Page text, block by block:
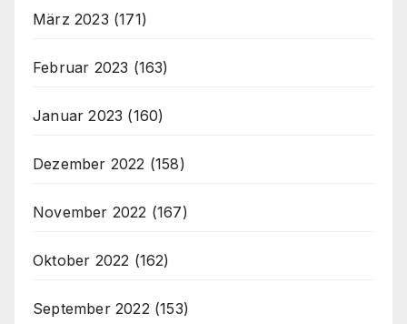
März 2023 (171)
Februar 2023 (163)
Januar 2023 (160)
Dezember 2022 (158)
November 2022 (167)
Oktober 2022 (162)
September 2022 (153)